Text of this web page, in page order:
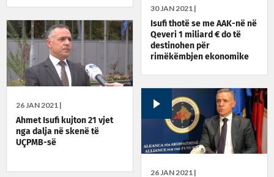
30 JAN 2021 |
Isufi thotë se me AAK-në në
Qeveri 1 miliard € do të
destinohen për
rimëkëmbjen ekonomike
26 JAN 2021 |
Ahmet Isufi kujton 21 vjet
nga dalja në skenë të
UÇPMB-së
26 JAN 2021 |